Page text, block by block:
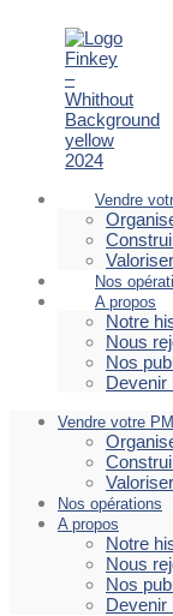
Vendre
Nos
A propos
Notre
Nous
Nos
Devenir
Vendre votre
Nos opérations
A propos
Notre
Nous
Nos
Devenir